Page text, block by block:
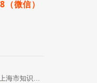
微信）
知识产权局关于组织参加2025-2027年知识产权强国建设示范创建工作的通知